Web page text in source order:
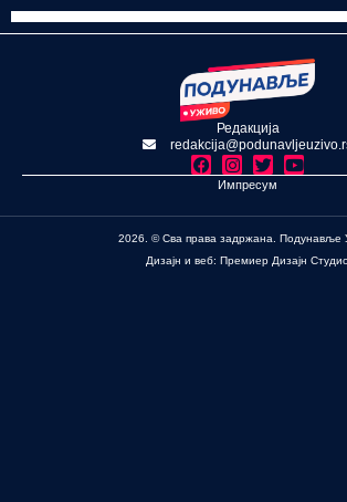
Редакција
Импресум
2026. © Сва права задржана. Подунавље
Дизајн и веб: Премиер Дизајн